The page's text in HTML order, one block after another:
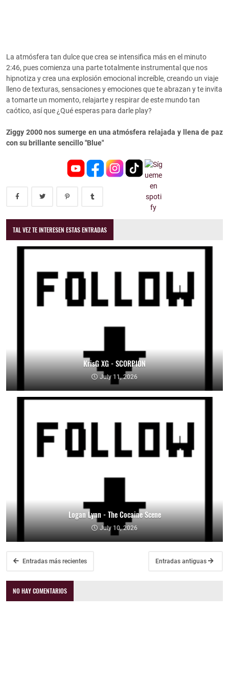
La atmósfera tan dulce que crea se intensifica más en el minuto
2:46, pues comienza una parte totalmente instrumental que nos
hipnotiza y crea una explosión emocional increíble, creando un viaje
lleno de texturas, sensaciones y emociones que te abrazan y te invita
a tomarte un momento, relajarte y respirar de este mundo tan
caótico, así que ¿Qué esperas para darle play?
Ziggy 2000 nos sumerge en una atmósfera relajada y llena de paz
con su brillante sencillo "Blue"
TAL VEZ TE INTERESEN ESTAS ENTRADAS
KrisG XG - SCORPION
July 11, 2026
Logan Lynn - The Cocaine Scene
July 10, 2026
Entradas más recientes Entradas antiguas
NO HAY COMENTARIOS